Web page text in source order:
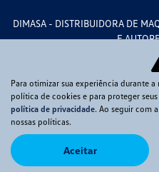
DIMASA - DISTRIBUIDORA DE
E
CNPJ:
Desacelere. Seu bem
Desenvolvido pela
Para otimizar sua experiência durante
política de cookies e para proteger
política de privacidade. Ao seguir com
nossas políticas.
Aceitar